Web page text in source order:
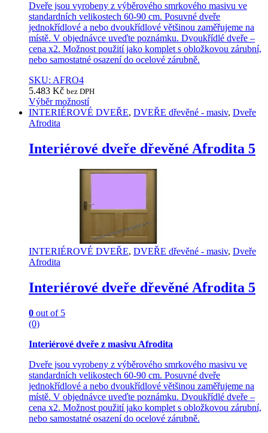
Dveře jsou vyrobeny z výběrového smrkového masivu ve
standardních velikostech 60-90 cm. Posuvné dveře
jednokřídlové a nebo dvoukřídlové většinou zaměřujeme na
místě. V objednávce uveďte poznámku. Dvoukřídlé dveře –
cena x2. Možnost použití jako komplet s obložkovou zárubní,
nebo samostatné osazení do ocelové zárubně.
SKU: AFRO4
5.483 Kč bez DPH
Výběr možností
This
product
multiple
variants.
page
INTERIÉROVÉ DVEŘE, DVEŘE dřevěné - masiv, Dveře
Afrodita
Interiérové dveře dřevěné Afrodita 5
INTERIÉROVÉ DVEŘE, DVEŘE dřevěné - masiv, Dveře
Afrodita
Interiérové dveře dřevěné Afrodita 5
0 out of 5
(0)
Interiérové dveře z masivu Afrodita
Dveře jsou vyrobeny z výběrového smrkového masivu ve
standardních velikostech 60-90 cm. Posuvné dveře
jednokřídlové a nebo dvoukřídlové většinou zaměřujeme na
místě. V objednávce uveďte poznámku. Dvoukřídlé dveře –
cena x2. Možnost použití jako komplet s obložkovou zárubní,
nebo samostatné osazení do ocelové zárubně.